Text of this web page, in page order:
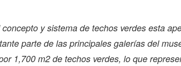
y sistema de techos verdes esta
parte de las principales galerías del
1,700 m2 de techos verdes, lo que